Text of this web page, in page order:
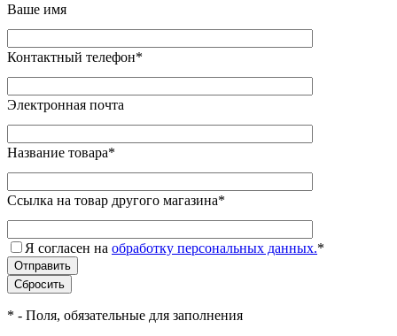
Ваше имя
Контактный телефон*
Электронная почта
Название товара*
Ссылка на товар другого магазина*
Я согласен на обработку персональных данных.*
* - Поля, обязательные для заполнения